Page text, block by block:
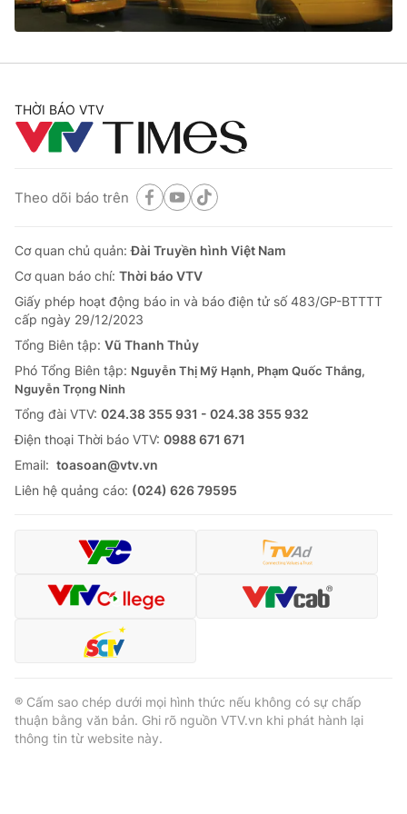
THỜI BÁO VTV
Theo dõi báo trên
Cơ quan chủ quản:Đài Truyền hình Việt Nam
Cơ quan báo chí: Thời báo VTV
Giấy phép hoạt động báo in và báo điện tử số 483/GP-BTTTT
cấp ngày 29/12/2023
Tổng Biên tập: Vũ Thanh Thủy
Phó Tổng Biên tập: Nguyễn Thị Mỹ Hạnh, Phạm Quốc Thắng,
Nguyễn Trọng Ninh
Tổng đài VTV: 024.38 355 931 - 024.38 355 932
Ðiện thoại Thời báo VTV: 0988 671 671
Email: toasoan@vtv.vn
Liên hệ quảng cáo: (024) 626 79595
® Cấm sao chép dưới mọi hình thức nếu không có sự chấp
thuận bằng văn bản. Ghi rõ nguồn VTV.vn khi phát hành lại
thông tin từ website này.